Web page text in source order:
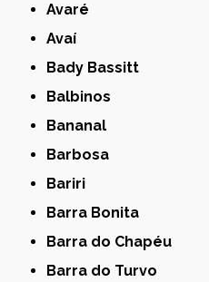
Avaré
Avaí
Bady Bassitt
Balbinos
Bananal
Barbosa
Bariri
Barra Bonita
Barra do Chapéu
Barra do Turvo